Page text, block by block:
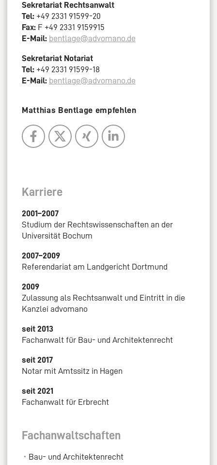
Karriere
2001–2007
Studium der Rechtswissenschaften an der
Universität Bochum
2007–2009
Referendariat am Landgericht Dortmund
2009
Zulassung als Rechtsanwalt und Eintritt in die
Kanzlei advomano
seit 2013
Fachanwalt für Bau- und Architektenrecht
seit 2017
Notar mit Amtssitz in Hagen
seit 2021
Fachanwalt für Erbrecht
Fachanwaltschaften
Bau- und Architektenrecht
Sekretariat Rechtsanwalt
Tel: +49 2331 91599-20
Fax: F +49 2331 9159915
E-Mail: bentlage@advomano.de
Sekretariat Notariat
Tel: +49 2331 91599-18
E-Mail: bentlage@advomano.de
Matthias Bentlage empfehlen